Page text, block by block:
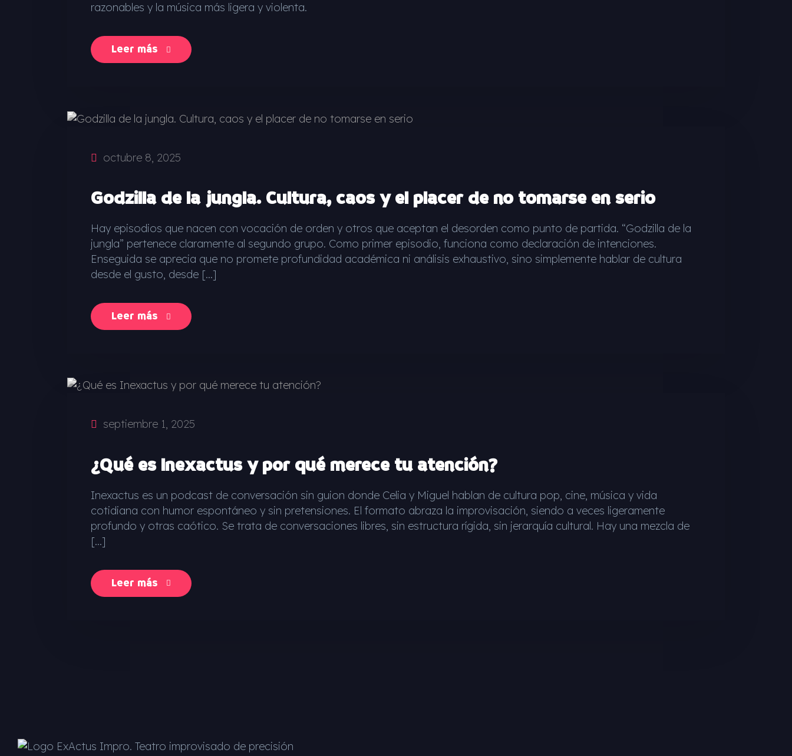
razonables y la música más ligera y violenta.
Leer más
octubre 8, 2025
Godzilla de la jungla. Cultura, caos y el placer de no tomarse en serio
Hay episodios que nacen con vocación de orden y otros que aceptan el desorden como punto de partida. “Godzilla de la
jungla” pertenece claramente al segundo grupo. Como primer episodio, funciona como declaración de intenciones.
Enseguida se aprecia que no promete profundidad académica ni análisis exhaustivo, sino simplemente hablar de cultura
desde el gusto, desde […]
Leer más
septiembre 1, 2025
¿Qué es Inexactus y por qué merece tu atención?
Inexactus es un podcast de conversación sin guion donde Celia y Miguel hablan de cultura pop, cine, música y vida
cotidiana con humor espontáneo y sin pretensiones. El formato abraza la improvisación, siendo a veces ligeramente
profundo y otras caótico. Se trata de conversaciones libres, sin estructura rígida, sin jerarquía cultural. Hay una mezcla de
[…]
Leer más